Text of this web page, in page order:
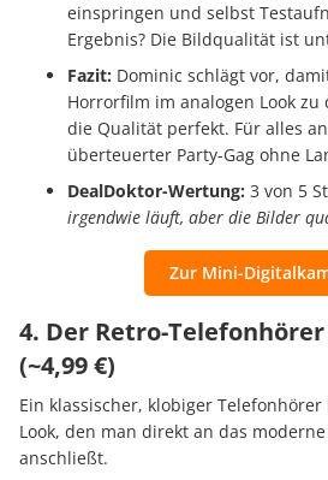
einspringen und selbst
Ergebnis? Die Bildqualität ist
Fazit: Dominic schlägt vor,
Horrorfilm im analogen Look
die Qualität perfekt. Für alles
überteuerter Party-Gag ohne
DealDoktor-Wertung: 3 von 5
irgendwie läuft, aber die Bilder
Zur Mini-
4. Der Retro-Telefonhörer
(~4,99 €)
Ein klassischer, klobiger
Look, den man direkt an das
anschließt.